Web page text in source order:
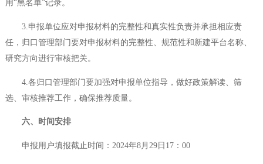
用“黑名单”记录。
3.申报单位应对申报材料的完整性和真实性负责并承担相应责
任，归口管理部门要对申报材料的完整性、规范性和新建平台名称、
研究方向进行审核把关。
4.各归口管理部门要加强对申报单位指导，做好政策解读、筛
选、审核推荐工作，确保推荐质量。
六、时间安排
申报用户填报截止时间：2024年8月29日17：00